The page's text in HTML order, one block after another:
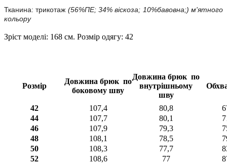
Тканина: трикотаж (56%ПЕ; 34% віскоза; 10%бавовна;) м'ятного
кольору
Зріст моделі: 168 см. Розмір одягу: 42
Розмір
Довжина брюк по
боковому шву
Довжина брюк по
внутрішньому
шву
42 107,4 80,8
44
107,7 80,1
46
107,9 79,3
48
108,1 78,5
50
108,3 77,7
52
108,6 77